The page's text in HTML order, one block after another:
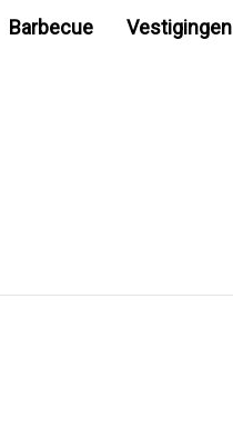
Barbecue Vestigingen